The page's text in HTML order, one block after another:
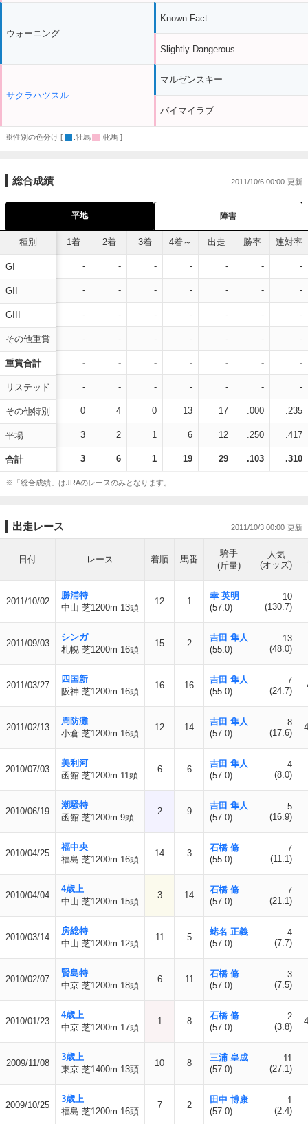
ウォーニング
サクラハツスル
Known Fact
Slightly Dangerous
マルゼンスキー
バイマイラブ
※性別の色分け [ :牡馬 :牝馬 ]
総合成績 2011/10/6 00:00
平地 障害
種別
GI
GII
GIII
その他重賞
重賞合計
リステッド
その他特別
平場
合計
1着 2着 3着 4着～ 出走 勝率 連対率
- - - - - - -
- - - - - - -
- - - - - - -
- - - - - - -
- - - - - - -
- - - - - - -
0 4 0 13 17 .000 .235
3 2 1 6 12 .250 .417
3 6 1 19 29 .103 .310
※「総合成績」はJRAのレースのみとなります。
出走レース 2011/10/3 00:00
日付 レース 着順 馬番
騎手
(斤量)
人気
(オッズ)
2011/10/02
勝浦特
中山 芝1200m 13頭
12 1
幸 英明
(57.0)
10
(130.7)
2011/09/03
シンガ
札幌 芝1200m 16頭
15 2
吉田 隼人
(55.0)
13
(48.0)
2011/03/27
四国新
阪神 芝1200m 16頭
16 16
吉田 隼人
(55.0)
7
(24.7)
2011/02/13
周防灘
小倉 芝1200m 16頭
12 14
吉田 隼人
(57.0)
8
(17.6)
2010/07/03
美利河
函館 芝1200m 11頭
6 6
吉田 隼人
(57.0)
4
(8.0)
2010/06/19
潮騒特
函館 芝1200m 9頭
2 9
吉田 隼人
(57.0)
5
(16.9)
2010/04/25
福中央
福島 芝1200m 16頭
14 3
石橋 脩
(55.0)
7
(11.1)
2010/04/04
4歳上
中山 芝1200m 15頭
3 14
石橋 脩
(57.0)
7
(21.1)
2010/03/14
房総特
中山 芝1200m 12頭
11 5
蛯名 正義
(57.0)
4
(7.7)
2010/02/07
賢島特
中京 芝1200m 18頭
6 11
石橋 脩
(57.0)
3
(7.5)
2010/01/23
4歳上
中京 芝1200m 17頭
1 8
石橋 脩
(57.0)
2
(3.8)
2009/11/08
3歳上
東京 芝1400m 13頭
10 8
三浦 皇成
(57.0)
11
(27.1)
2009/10/25
3歳上
福島 芝1200m 16頭
7 2
田中 博康
(57.0)
1
(2.4)